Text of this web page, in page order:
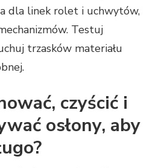
dla linek rolet i uchwytów,
Testuj
trzasków materiału
czyścić i
osłony, aby